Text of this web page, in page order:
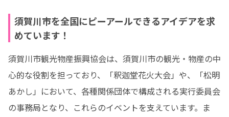
須賀川市を全国にピーアールできるアイデアを求
めています！
須賀川市観光物産振興協会は、須賀川市の観光・物産の中
心的な役割を担っており、「釈迦堂花火大会」や、「松明
あかし」において、各種関係団体で構成される実行委員会
の事務局となり、これらのイベントを支えています。ま